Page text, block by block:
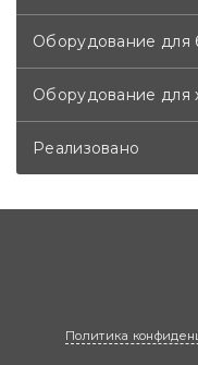
Оборудование для
Оборудование для
Реализовано
Политика